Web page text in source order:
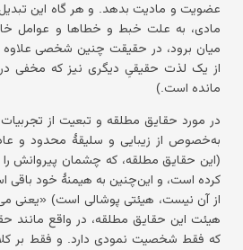
عضویت و مادیت بدهد. و هر گاه این
مادی، به علت خبط و خطاها و عوامل
میان برود، در حقیقت چنین شخصی علاوه
از یک لذت حقیقیِ دیگری نیز که مخفی
مانده است.)
در مورد حقایق مطلقه و تبعیت از
به‌خصوص از زیبایی و سلیقهٔ محدود و
(این حقایق مطلقه، که چشمان پیروانش
کرده است، و این‌چنین به هیمنهٔ خود باقی
از آن نیست، هیئتی پوشالی است) «یعنی
هیئت این حقایق مطلقه، در واقع
که فقط شخصیت نمودی دارد. و فقط بر